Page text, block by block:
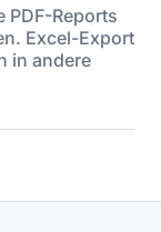
PDF-Reports
Excel-Export
in andere